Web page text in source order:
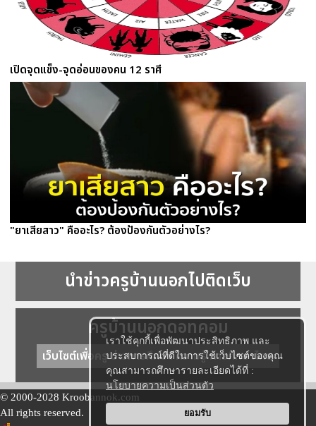
เราใช้คุกกี้เพื่อพัฒนาประสิทธิภาพ และ
ประสบการณ์ที่ดีในการใช้เว็บไซต์ของคุณ
คุณสามารถศึกษารายละเอียดได้ที่ :
นโยบายความเป็นส่วนตัว
ยอมรับ
เปิดจุดแข็ง-จุดอ่อนของคน 12 ราศี
"ยาเสียสาว" คืออะไร? ต้องป้องกันตัวอย่างไร?
นำข่าวครูบ้านนอกไปติดเว็บ
ครูบ้านนอกดอทคอม
เว็บไซต์เพื่อครู ข่าวการศึกษา ความรู้ การศึกษาไทย
© 2000-2028 Kroobannok.com
All rights reserved.